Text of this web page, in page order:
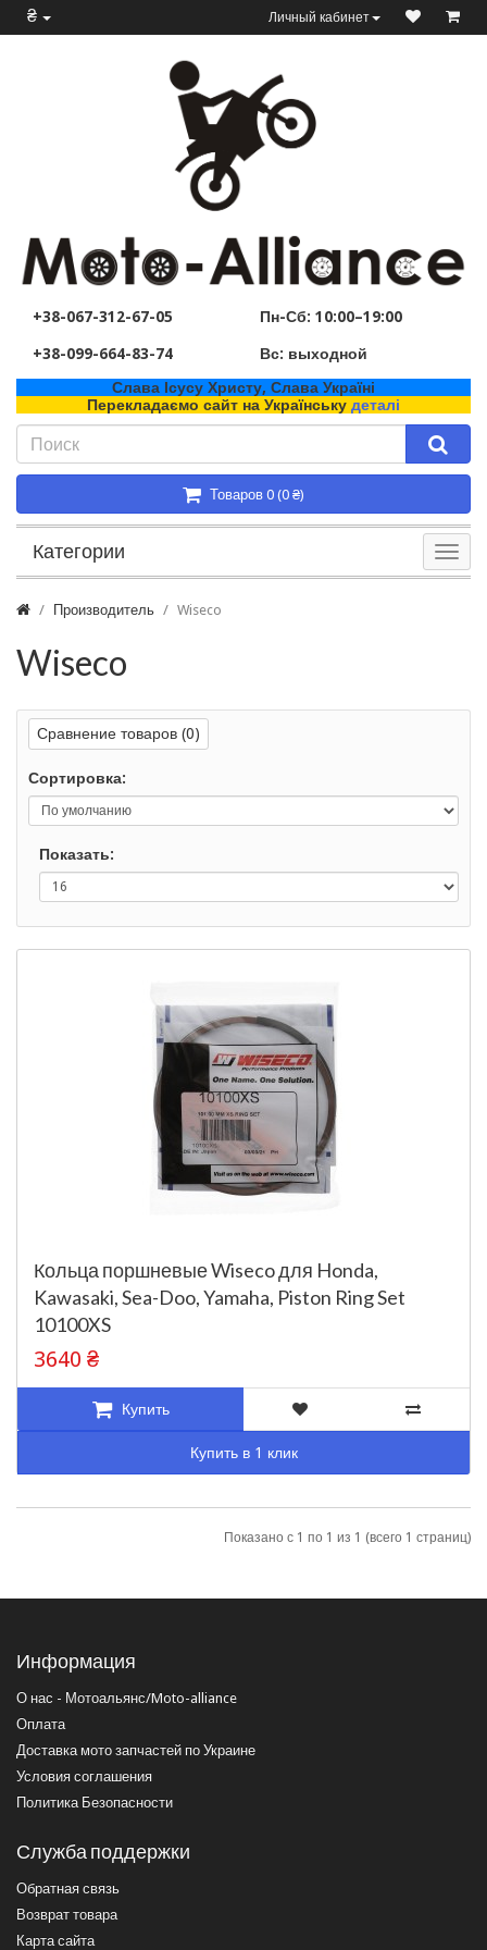
₴ Личный кабинет
+38-067-312-67-05
+38-099-664-83-74
Пн-Сб: 10:00–19:00
Вс: выходной
Слава Ісусу Христу, Слава Україні
Перекладаємо сайт на Українську деталі
Товаров 0 (0 ₴)
Категории
Производитель Wiseco
Wiseco
Сравнение товаров (0)
Сортировка:
Показать:
Кольца поршневые Wiseco для Honda,
Kawasaki, Sea-Doo, Yamaha, Piston Ring Set
10100XS
3640 ₴
Купить
Купить в 1 клик
Показано с 1 по 1 из 1 (всего 1 страниц)
Информация
О нас - Мотоальянс/Moto-alliance
Оплата
Доставка мото запчастей по Украине
Условия соглашения
Политика Безопасности
Служба поддержки
Обратная связь
Возврат товара
Карта сайта